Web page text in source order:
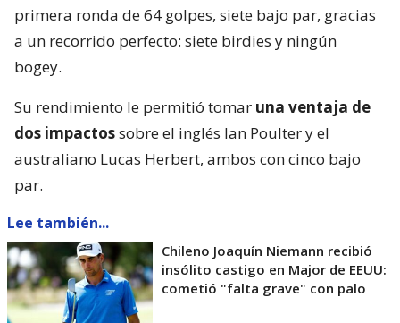
primera ronda de 64 golpes, siete bajo par, gracias
a un recorrido perfecto: siete birdies y ningún
bogey.
Su rendimiento le permitió tomar una ventaja de
dos impactossobre el inglés Ian Poulter y el
australiano Lucas Herbert, ambos con cinco bajo
par.
Lee también...
Chileno Joaquín Niemann recibió
insólito castigo en Major de EEUU:
cometió "falta grave" con palo